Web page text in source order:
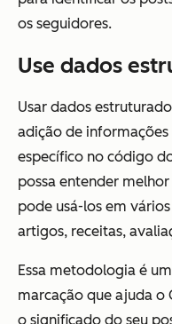
os seguidores.
Use dados
Usar dados
adição de
específico no código
possa entender
pode usá-los em
artigos, receitas,
Essa metodologia é
marcação que ajuda o
o significado do seu